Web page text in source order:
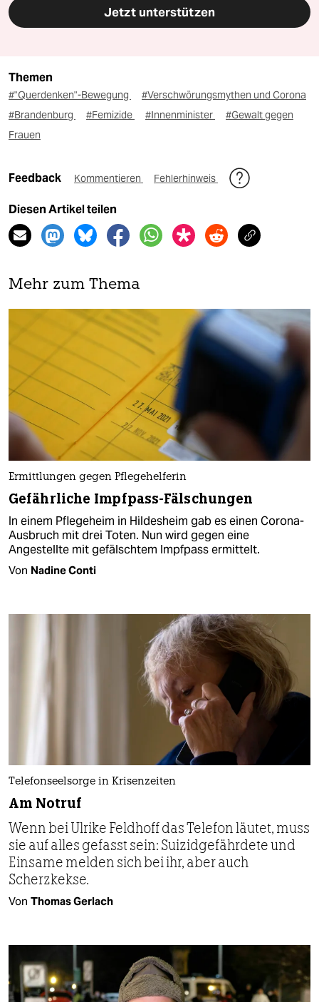
Jetzt unterstützen
Themen
#"Querdenken"-Bewegung
#Verschwörungsmythen und Corona
#Brandenburg
#Femizide #Innenminister
#Gewalt gegen
Frauen
Feedback Kommentieren Fehlerhinweis
Diesen Artikel teilen
Mehr zum Thema
Ermittlungen gegen Pflegehelferin
Gefährliche Impfpass-Fälschungen
In einem Pflegeheim in Hildesheim gab es einen Corona-
Ausbruch mit drei Toten. Nun wird gegen eine
Angestellte mit gefälschtem Impfpass ermittelt.
Von Nadine Conti
Telefonseelsorge in Krisenzeiten
Am Notruf
Wenn bei Ulrike Feldhoff das Telefon läutet, muss
sie auf alles gefasst sein: Suizidgefährdete und
Einsame melden sich bei ihr, aber auch
Scherzkekse.
Von Thomas Gerlach